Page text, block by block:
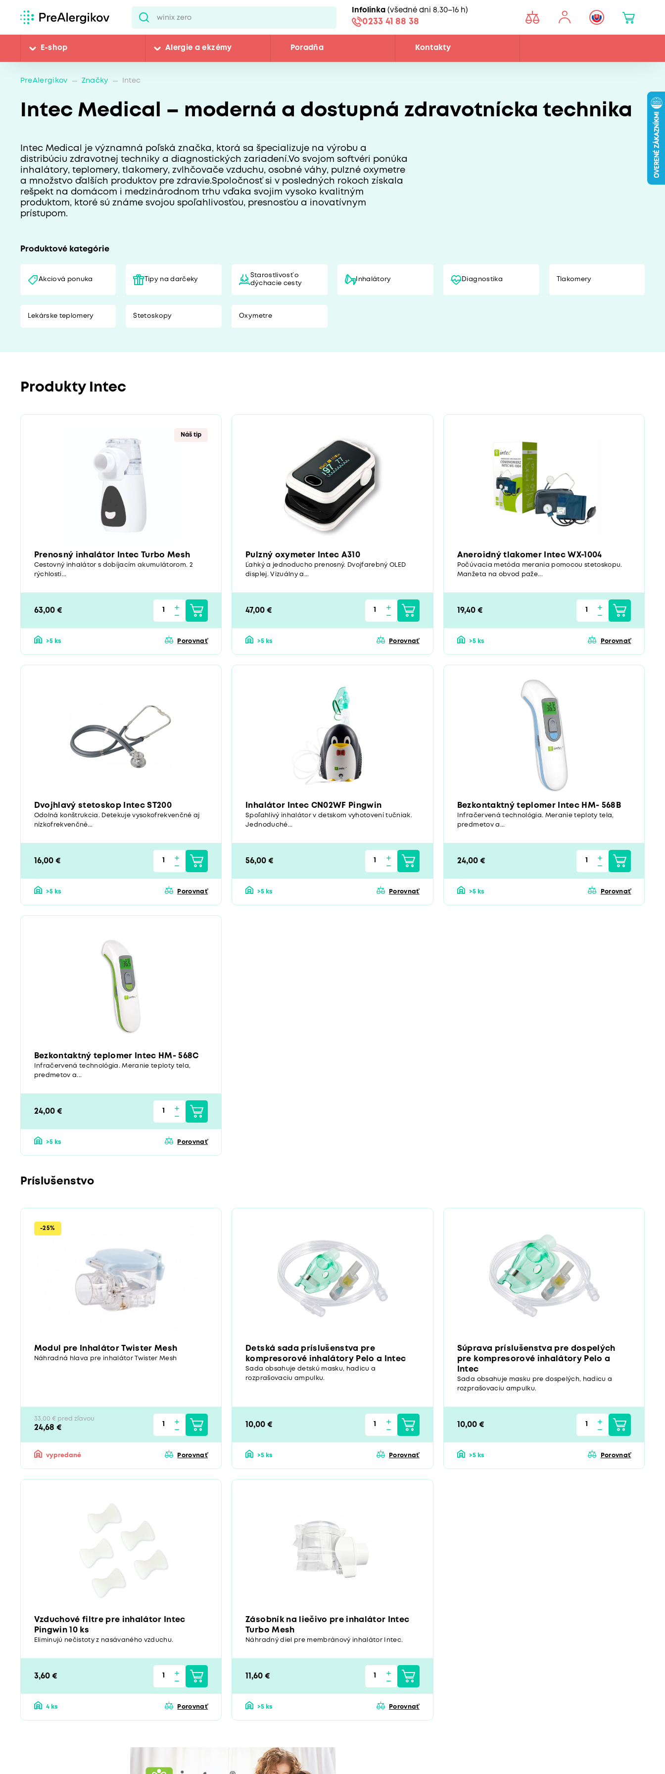
Infolinka (všedné dni 8.30–16 h)
0233 41 88 38
E-shop Alergie a ekzémy Poradňa Kontakty
PreAlergikov Značky Intec
Intec Medical – moderná a dostupná zdravotnícka technika
Intec Medical je významná poľská značka, ktorá sa špecializuje na výrobu a
distribúciu zdravotnej techniky a diagnostických zariadení.Vo svojom softvéri ponúka
inhalátory, teplomery, tlakomery, zvlhčovače vzduchu, osobné váhy, pulzné oxymetre
a množstvo ďalších produktov pre zdravie.Spoločnosť si v posledných rokoch získala
rešpekt na domácom i medzinárodnom trhu vďaka svojim vysoko kvalitným
produktom, ktoré sú známe svojou spoľahlivosťou, presnosťou a inovatívnym
prístupom.
Produktové kategórie
Akciová ponuka Tipy na darčeky
Starostlivosť o
dýchacie cesty
Inhalátory Diagnostika Tlakomery
Lekárske teplomery Stetoskopy Oxymetre
Produkty Intec
Náš tip
Prenosný inhalátor Intec Turbo Mesh
Cestovný inhalátor s dobíjacím akumulátorom. 2
rýchlosti...
63,00 €
>5 ks Porovnať
Pulzný oxymeter Intec A310
Ľahký a jednoducho prenosný. Dvojfarebný OLED
displej. Vizuálny a...
47,00 €
>5 ks Porovnať
Aneroidný tlakomer Intec WX-1004
Počúvacia metóda merania pomocou stetoskopu.
Manžeta na obvod paže...
19,40 €
>5 ks Porovnať
Dvojhlavý stetoskop Intec ST200
Odolná konštrukcia. Detekuje vysokofrekvenčné aj
nízkofrekvenčné...
16,00 €
>5 ks Porovnať
Inhalátor Intec CN02WF Pingwin
Spoľahlivý inhalátor v detskom vyhotovení tučniak.
Jednoduché...
56,00 €
>5 ks Porovnať
Bezkontaktný teplomer Intec HM- 568B
Infračervená technológia. Meranie teploty tela,
predmetov a...
24,00 €
>5 ks Porovnať
Bezkontaktný teplomer Intec HM- 568C
Infračervená technológia. Meranie teploty tela,
predmetov a...
24,00 €
>5 ks Porovnať
Príslušenstvo
-25%
Modul pre Inhalátor Twister Mesh
Náhradná hlava pre inhalátor Twister Mesh
33,00 € pred zľavou
24,68 €
vypredané Porovnať
Detská sada príslušenstva pre
kompresorové inhalátory Pelo a Intec
Sada obsahuje detskú masku, hadicu a
rozprašovaciu ampulku.
10,00 €
>5 ks Porovnať
Súprava príslušenstva pre dospelých
pre kompresorové inhalátory Pelo a
Intec
Sada obsahuje masku pre dospelých, hadicu a
rozprašovaciu ampulku.
10,00 €
>5 ks Porovnať
Vzduchové filtre pre inhalátor Intec
Pingwin 10 ks
Eliminujú nečistoty z nasávaného vzduchu.
3,60 €
4 ks Porovnať
Zásobník na liečivo pre inhalátor Intec
Turbo Mesh
Náhradný diel pre membránový inhalátor Intec.
11,60 €
>5 ks Porovnať